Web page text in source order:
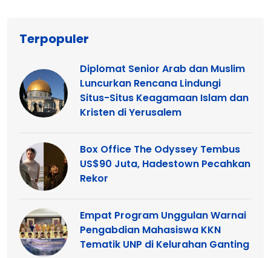
Terpopuler
Diplomat Senior Arab dan Muslim
Luncurkan Rencana Lindungi
Situs-Situs Keagamaan Islam dan
Kristen di Yerusalem
Box Office The Odyssey Tembus
US$90 Juta, Hadestown Pecahkan
Rekor
Empat Program Unggulan Warnai
Pengabdian Mahasiswa KKN
Tematik UNP di Kelurahan Ganting